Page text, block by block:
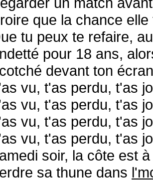
que la chance
tu peux te refaire,
pour 18 ans,
devant ton
vu, t'as perdu, t'as
vu, t'as perdu, t'as
vu, t'as perdu, t'as
vu, t'as perdu, t'as
soir, la côte est
sa thune dans